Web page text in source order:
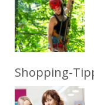
Shopping-